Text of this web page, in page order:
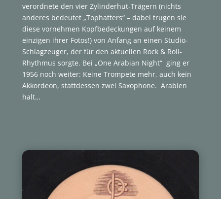
verordnete den vier Zylinderhut-Trägern (nichts
anderes bedeutet „Tophatters“ – dabei trugen sie
diese vornehmen Kopfbedeckungen auf keinem
einzigen ihrer Fotos!) von Anfang an einen Studio-
Schlagzeuger, der für den aktuellen Rock & Roll-
Rhythmus sorgte. Bei „One Arabian Night“ ging er
1956 noch weiter: Keine Trompete mehr, auch kein
Akkordeon, stattdessen zwei Saxophone. Arabien
halt…